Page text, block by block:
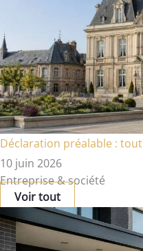
Déclaration préalable :
10 juin 2026
Entreprise & société
Voir tout